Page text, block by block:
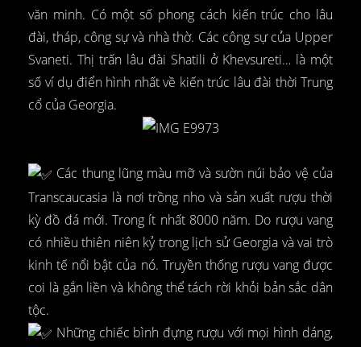
văn minh. Có một số phong cách kiến trúc cho lâu
đài, tháp, công sự và nhà thờ. Các công sự của Upper
Svaneti. Thị trấn lâu đài Shatili ở Khevsureti… là một
số ví dụ điển hình nhất về kiến trúc lâu đài thời Trung
cổ của Georgia.
Các thung lũng màu mỡ và sườn núi bảo vệ của
Transcaucasia là nơi trồng nho và sản xuất rượu thời
kỳ đồ đá mới. Trong ít nhất 8000 năm. Do rượu vang
có nhiều thiên niên kỷ trong lịch sử Georgia và vai trò
kinh tế nổi bật của nó. Truyền thống rượu vang được
coi là gắn liền và không thể tách rời khỏi bản sắc dân
tộc.
Những chiếc bình đựng rượu với mọi hình dáng,